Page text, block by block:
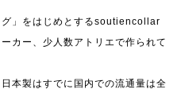
グ」をはじめとするsoutiencollar
カー、少人数アトリエで作られて
本製はすでに国内での流通量は全